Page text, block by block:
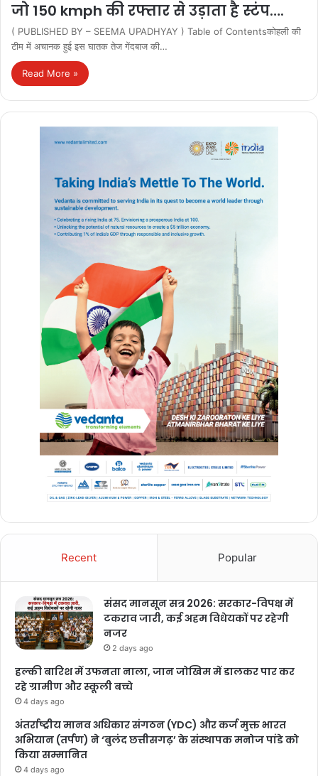
जो 150 kmph की रफ्तार से उड़ाता है स्टंप….
( PUBLISHED BY – SEEMA UPADHYAY ) Table of Contentsकोहली की
टीम में अचानक हुई इस घातक तेज गेंदबाज की…
Read More »
Recent Popular
संसद मानसून सत्र 2026: सरकार-विपक्ष में
टकराव जारी, कई अहम विधेयकों पर रहेगी
नजर
2 days ago
हल्की बारिश में उफनता नाला, जान जोखिम में डालकर पार कर
रहे ग्रामीण और स्कूली बच्चे
4 days ago
अंतर्राष्ट्रीय मानव अधिकार संगठन (YDC) और कर्ज मुक्त भारत
अभियान (तर्पण) ने ‘बुलंद छत्तीसगढ़’ के संस्थापक मनोज पांडे को
किया सम्मानित
4 days ago